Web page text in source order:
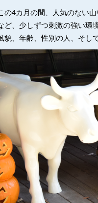
の4カ月の間、人気のない
ど、少しずつ刺激の強い環
貌、年齢、性別の人、そし